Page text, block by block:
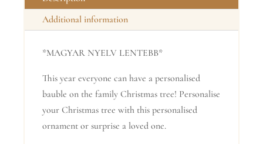
Additional information
*MAGYAR NYELV LENTEBB*
This year everyone can have a personalised
bauble on the family Christmas tree! Personalise
your Christmas tree with this personalised
ornament or surprise a loved one.